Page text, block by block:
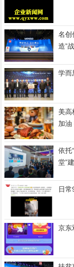
名创
造”
学而
美高
加油
依托
堂”
日
京东